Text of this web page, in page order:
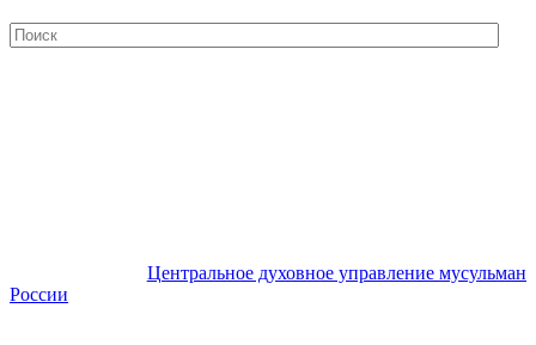
Центральное духовное управление мусульман
России